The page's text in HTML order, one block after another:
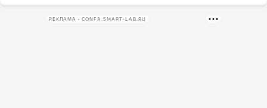
РЕКЛАМА • CONFA.SMART-LAB.RU